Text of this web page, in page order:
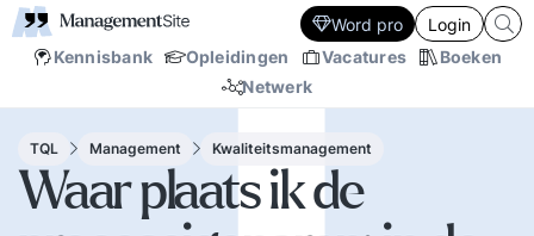
Kennisbank Opleidingen Vacatures
Boeken
Netwerk
Word pro Login
TQL Management Kwaliteitsmanagement
Waar plaats ik de